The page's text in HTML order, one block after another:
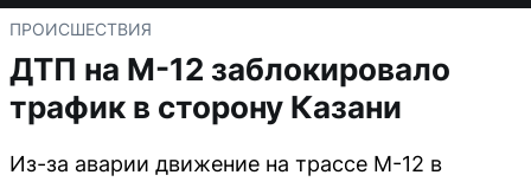
ПРОИСШЕСТВИЯ
ДТП на М-12 заблокировало
трафик в сторону Казани
Из-за аварии движение на трассе М-12 в